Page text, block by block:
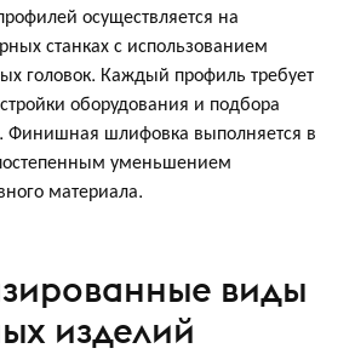
осуществляется на
станках с использованием
головок. Каждый профиль требует
оборудования и подбора
Финишная шлифовка выполняется в
уменьшением
материала.
виды
изделий